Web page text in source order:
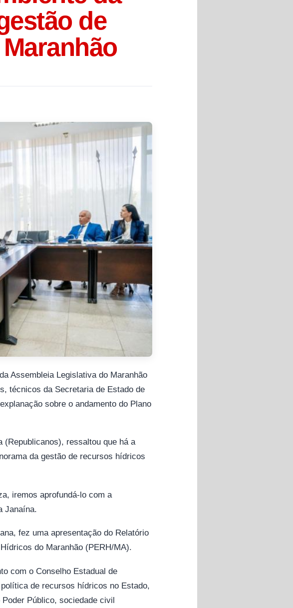
de
Assembleia Legislativa do Maranhão
técnicos da Secretaria de Estado de
sobre o andamento do Plano
(Republicanos), ressaltou que há a
da gestão de recursos hídricos
iremos aprofundá-lo com a
Janaína.
fez uma apresentação do Relatório
do Maranhão (PERH/MA).
com o Conselho Estadual de
de recursos hídricos no Estado,
Público, sociedade civil